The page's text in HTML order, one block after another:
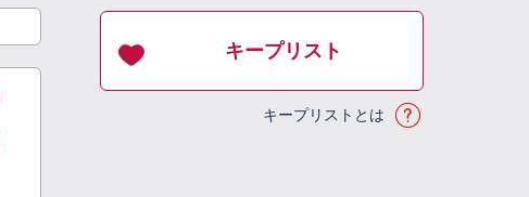
キープリスト
キープリストとは